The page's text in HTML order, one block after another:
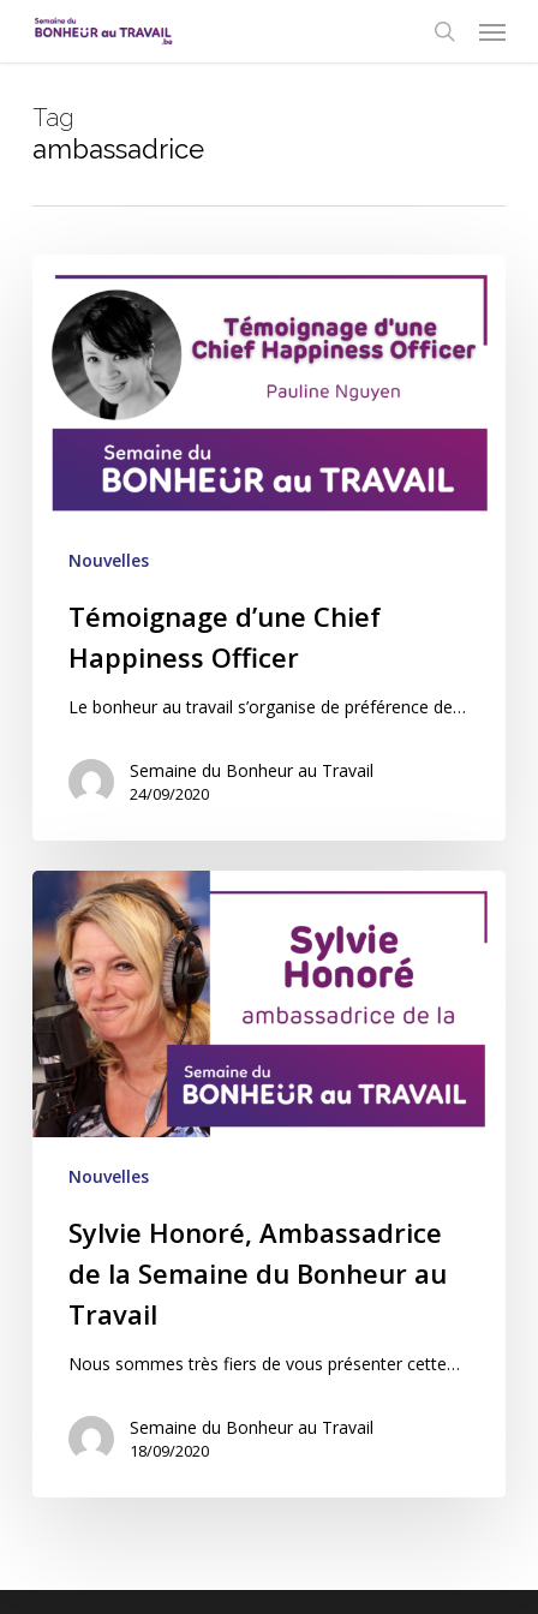
content
Menu
Tag
ambassadrice
Chief
Happiness
Officer
Nouvelles
Témoignage d’une Chief
Happiness Officer
Le bonheur au travail s’organise de préférence de…
Semaine du Bonheur au Travail
24/09/2020
Honoré,
Ambassadrice
de
la
Semaine
du
Bonheur
au
TravailNouvelles
Sylvie Honoré, Ambassadrice
de la Semaine du Bonheur au
Travail
Nous sommes très fiers de vous présenter cette…
Semaine du Bonheur au Travail
18/09/2020